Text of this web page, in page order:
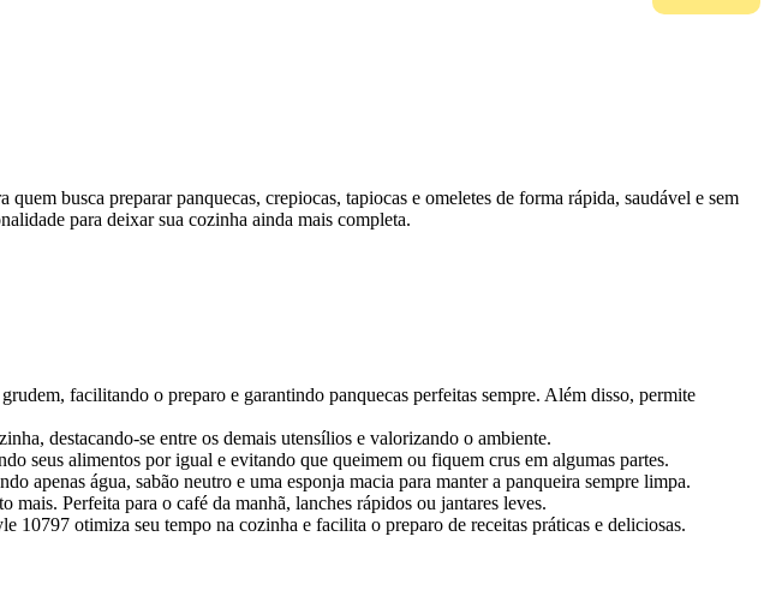
busca preparar panquecas, crepiocas, tapiocas e omeletes de forma rápida, saudável e sem
para deixar sua cozinha ainda mais completa.
facilitando o preparo e garantindo panquecas perfeitas sempre. Além disso, permite
destacando-se entre os demais utensílios e valorizando o ambiente.
seus alimentos por igual e evitando que queimem ou fiquem crus em algumas partes.
apenas água, sabão neutro e uma esponja macia para manter a panqueira sempre limpa.
mais. Perfeita para o café da manhã, lanches rápidos ou jantares leves.
otimiza seu tempo na cozinha e facilita o preparo de receitas práticas e deliciosas.